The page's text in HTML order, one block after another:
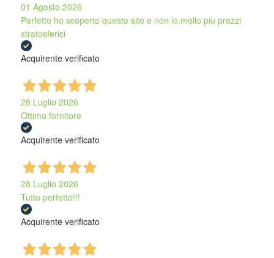
01 Agosto 2026
Perfetto ho scoperto questo sito e non lo.mollo piu prezzi
stratosferici
Acquirente verificato
28 Luglio 2026
Ottimo fornitore
Acquirente verificato
28 Luglio 2026
Tutto perfetto!!!
Acquirente verificato